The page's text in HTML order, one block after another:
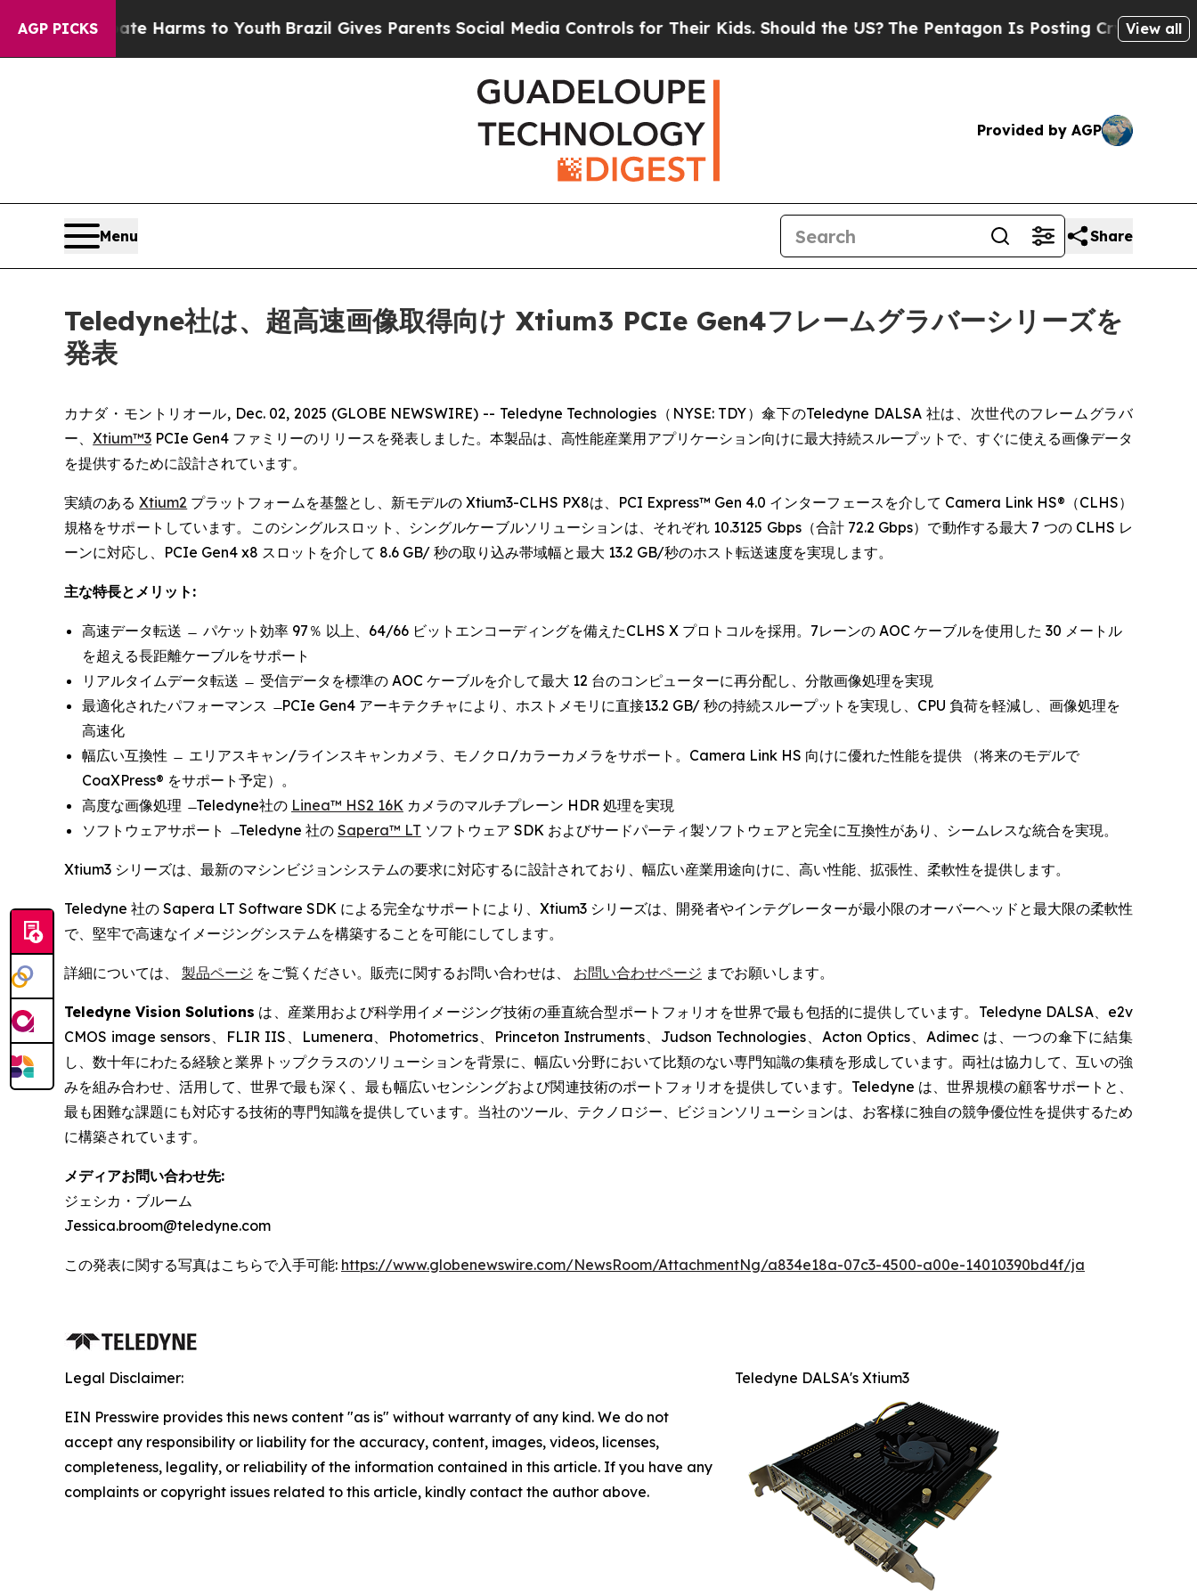
AGP PICKS
to Abate Harms to YouthBrazil Gives Parents Social Media Controls for Their Kids. Should the US?The Pentagon Is Posting Cryptic BiblicalView all
Provided by AGP
Menu Share
Teledyne社は、超高速画像取得向け Xtium3 PCIe Gen4フレームグラバーシリーズを
発表
カナダ・モントリオール, Dec. 02, 2025 (GLOBE NEWSWIRE) -- Teledyne Technologies（NYSE: TDY）傘下のTeledyne DALSA 社は、次世代のフレームグラバ
ー、Xtium™3 PCIe Gen4 ファミリーのリリースを発表しました。本製品は、高性能産業用アプリケーション向けに最大持続スループットで、すぐに使える画像データ
を提供するために設計されています。
実績のあるXtium2 プラットフォームを基盤とし、新モデルの Xtium3-CLHS PX8は、PCI Express™ Gen 4.0 インターフェースを介して Camera Link HS®（CLHS）
規格をサポートしています。このシングルスロット、シングルケーブルソリューションは、それぞれ 10.3125 Gbps（合計 72.2 Gbps）で動作する最大 7 つの CLHS レ
ーンに対応し、PCIe Gen4 x8 スロットを介して 8.6 GB/ 秒の取り込み帯域幅と最大 13.2 GB/秒のホスト転送速度を実現します。
主な特長とメリット:
高速データ転送 ̶ パケット効率 97％ 以上、64/66 ビットエンコーディングを備えたCLHS X プロトコルを採用。7レーンの AOC ケーブルを使用した 30 メートル
を超える長距離ケーブルをサポート
リアルタイムデータ転送 ̶ 受信データを標準の AOC ケーブルを介して最大 12 台のコンピューターに再分配し、分散画像処理を実現
最適化されたパフォーマンス ̶ PCIe Gen4 アーキテクチャにより、ホストメモリに直接13.2 GB/ 秒の持続スループットを実現し、CPU 負荷を軽減し、画像処理を
高速化
幅広い互換性 ̶ エリアスキャン/ラインスキャンカメラ、モノクロ/カラーカメラをサポート。Camera Link HS 向けに優れた性能を提供 （将来のモデルで
CoaXPress® をサポート予定）。
高度な画像処理 ̶ Teledyne社の Linea™ HS2 16K カメラのマルチプレーン HDR 処理を実現
ソフトウェアサポート ̶ Teledyne 社の Sapera™ LT ソフトウェア SDK およびサードパーティ製ソフトウェアと完全に互換性があり、シームレスな統合を実現。
Xtium3 シリーズは、最新のマシンビジョンシステムの要求に対応するに設計されており、幅広い産業用途向けに、高い性能、拡張性、柔軟性を提供します。
Teledyne 社の Sapera LT Software SDK による完全なサポートにより、Xtium3 シリーズは、開発者やインテグレーターが最小限のオーバーヘッドと最大限の柔軟性
で、堅牢で高速なイメージングシステムを構築することを可能にしてします。
詳細については、 製品ページ をご覧ください。販売に関するお問い合わせは、 お問い合わせページ までお願いします。
Teledyne Vision Solutions は、産業用および科学用イメージング技術の垂直統合型ポートフォリオを世界で最も包括的に提供しています。Teledyne DALSA、e2v
CMOS image sensors、FLIR IIS、Lumenera、Photometrics、Princeton Instruments、Judson Technologies、Acton Optics、Adimec は、一つの傘下に結集
し、数十年にわたる経験と業界トップクラスのソリューションを背景に、幅広い分野において比類のない専門知識の集積を形成しています。両社は協力して、互いの強
みを組み合わせ、活用して、世界で最も深く、最も幅広いセンシングおよび関連技術のポートフォリオを提供しています。Teledyne は、世界規模の顧客サポートと、
最も困難な課題にも対応する技術的専門知識を提供しています。当社のツール、テクノロジー、ビジョンソリューションは、お客様に独自の競争優位性を提供するため
に構築されています。
メディアお問い合わせ先:
ジェシカ・ブルーム
Jessica.broom@teledyne.com
この発表に関する写真はこちらで入手可能: https://www.globenewswire.com/NewsRoom/AttachmentNg/a834e18a-07c3-4500-a00e-14010390bd4f/ja
Teledyne DALSA's Xtium3
Legal Disclaimer:
EIN Presswire provides this news content "as is" without warranty of any kind. We do not
accept any responsibility or liability for the accuracy, content, images, videos, licenses,
completeness, legality, or reliability of the information contained in this article. If you have any
complaints or copyright issues related to this article, kindly contact the author above.